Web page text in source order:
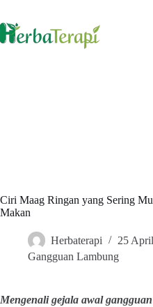
content
Ciri Maag Ringan yang Sering
Makan
Herbaterapi
25
Gangguan Lambung
Mengenali gejala awal